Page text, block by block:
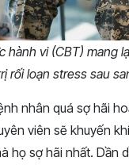
hành vi (CBT) mang
rối loạn stress sau
nhân quá sợ hãi
viên sẽ khuyến
họ sợ hãi nhất. Dần